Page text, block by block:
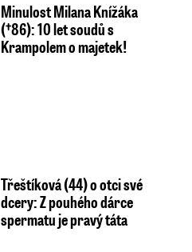
Minulost Milana Knížáka
(†86): 10 let soudů s
Krampolem o majetek!
Třeštíková (44) o otci své
dcery: Z pouhého dárce
spermatu je pravý táta